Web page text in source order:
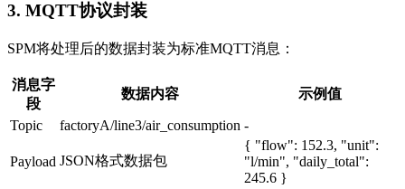
3. MQTT协议封装
SPM将处理后的数据封装为标准MQTT消息：
消息字
段
数据内容 示例值
Topic factoryA/line3/air_consumption -
Payload JSON格式数据包
{ "flow": 152.3, "unit":
"l/min", "daily_total":
245.6 }